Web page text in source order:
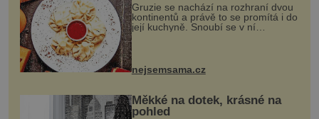
Gruzie se nachází na rozhraní dvou
kontinentů a právě to se promítá i do
její kuchyně. Snoubí se v ní
evropské a asijské chutě a díky tomu
pokrmy, které rozhodně st...
nejsemsama.cz
Měkké na dotek, krásné na
pohled